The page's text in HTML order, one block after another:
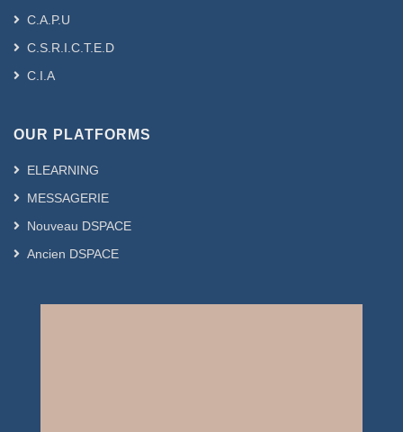
C.A.P.U
C.S.R.I.C.T.E.D
C.I.A
OUR PLATFORMS
ELEARNING
MESSAGERIE
Nouveau DSPACE
Ancien DSPACE